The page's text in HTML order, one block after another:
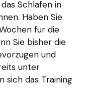
Schlafen in
Haben Sie
für die
Sie bisher die
und
unter
sich das Training